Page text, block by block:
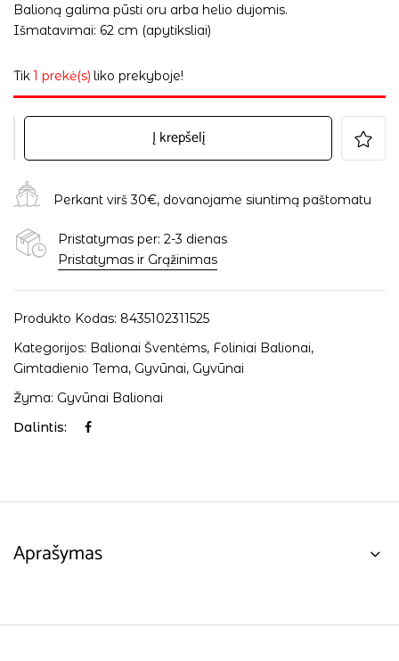
Balioną galima pūsti oru arba helio dujomis.
Išmatavimai: 62 cm (apytiksliai)
Tik1 prekė(s) liko prekyboje!
Į krepšelį
Perkant virš 30€, dovanojame siuntimą paštomatu
Pristatymas per: 2-3 dienas
Pristatymas ir Grąžinimas
Produkto Kodas: 8435102311525
Kategorijos: Balionai Šventėms, Foliniai Balionai,
Gimtadienio Tema, Gyvūnai, Gyvūnai
Žyma: Gyvūnai Balionai
Dalintis:
Aprašymas